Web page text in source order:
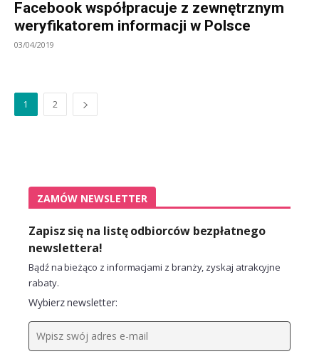
Facebook współpracuje z zewnętrznym
weryfikatorem informacji w Polsce
03/04/2019
1 2
ZAMÓW NEWSLETTER
Zapisz się na listę odbiorców bezpłatnego
newslettera!
Bądź na bieżąco z informacjami z branży, zyskaj atrakcyjne
rabaty.
Wybierz newsletter: